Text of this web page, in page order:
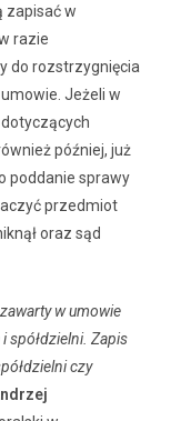
zapisać w
razie
do rozstrzygnięcia
Jeżeli w
później, już
poddanie sprawy
przedmiot
oraz sąd
w umowie
spółdzielni. Zapis
czy